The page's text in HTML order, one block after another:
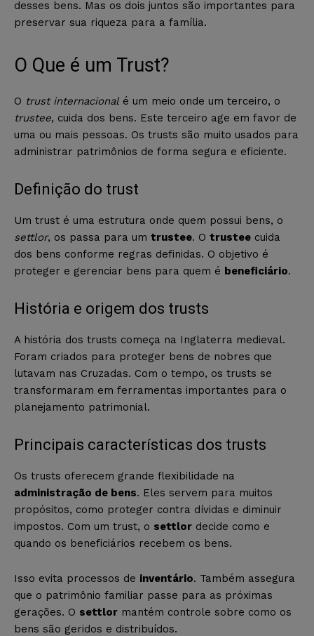
desses bens. Mas os dois juntos são importantes para
preservar sua riqueza para a família.
O Que é um Trust?
O trust internacional é um meio onde um terceiro, o
trustee, cuida dos bens. Este terceiro age em favor de
uma ou mais pessoas. Os trusts são muito usados para
administrar patrimônios de forma segura e eficiente.
Definição do trust
Um trust é uma estrutura onde quem possui bens, o
settlor, os passa para um trustee. O trustee cuida
dos bens conforme regras definidas. O objetivo é
proteger e gerenciar bens para quem é beneficiário.
História e origem dos trusts
A história dos trusts começa na Inglaterra medieval.
Foram criados para proteger bens de nobres que
lutavam nas Cruzadas. Com o tempo, os trusts se
transformaram em ferramentas importantes para o
planejamento patrimonial.
Principais características dos trusts
Os trusts oferecem grande flexibilidade na
administração de bens. Eles servem para muitos
propósitos, como proteger contra dívidas e diminuir
impostos. Com um trust, o settlor decide como e
quando os beneficiários recebem os bens.
Isso evita processos de inventário. Também assegura
que o patrimônio familiar passe para as próximas
gerações. O settlor mantém controle sobre como os
bens são geridos e distribuídos.